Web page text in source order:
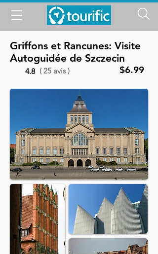
Griffons et Rancunes: Visite
Autoguidée de Szczecin
4.8 ( 25 avis ) $6.99